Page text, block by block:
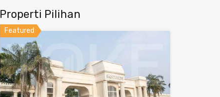
Properti Pilihan
Featured